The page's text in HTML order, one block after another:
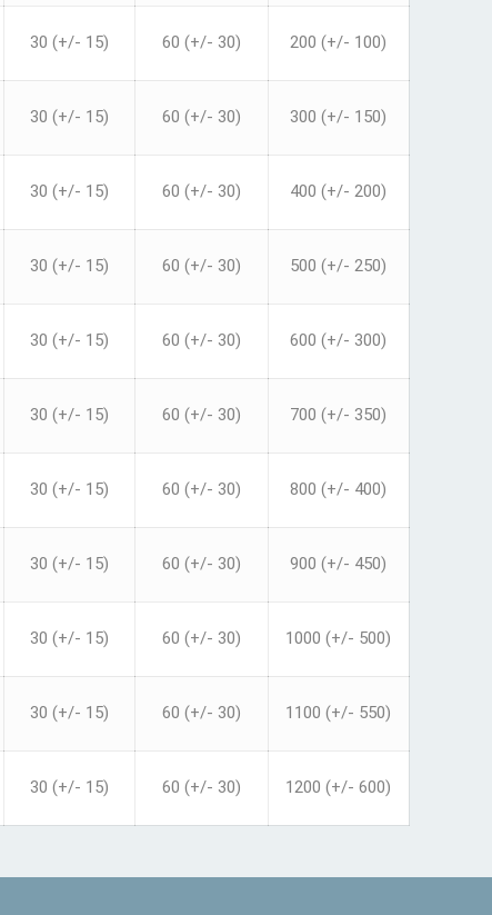
30 (+/- 15) 60 (+/- 30) 200 (+/- 100)
30 (+/- 15) 60 (+/- 30) 300 (+/- 150)
30 (+/- 15) 60 (+/- 30) 400 (+/- 200)
30 (+/- 15) 60 (+/- 30) 500 (+/- 250)
30 (+/- 15) 60 (+/- 30) 600 (+/- 300)
30 (+/- 15) 60 (+/- 30) 700 (+/- 350)
30 (+/- 15) 60 (+/- 30) 800 (+/- 400)
30 (+/- 15) 60 (+/- 30) 900 (+/- 450)
30 (+/- 15) 60 (+/- 30) 1000 (+/- 500)
30 (+/- 15) 60 (+/- 30) 1100 (+/- 550)
30 (+/- 15) 60 (+/- 30) 1200 (+/- 600)